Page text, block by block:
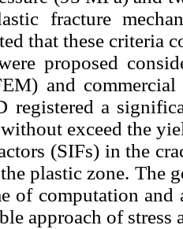
fracture
that these criteria
proposed
and
registered a
exceed the
(SIFs) in the
plastic zone. The
of computation
approach of